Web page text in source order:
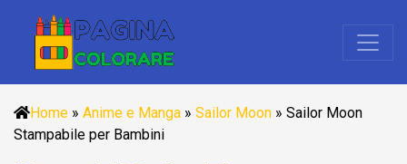
Home » Anime e Manga » Sailor Moon » Sailor Moon
Stampabile per Bambini